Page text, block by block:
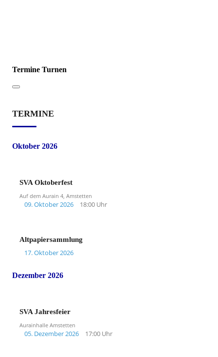
Termine Turnen
TERMINE
Oktober 2026
SVA Oktoberfest
Auf dem Aurain 4, Amstetten
09. Oktober 2026 18:00 Uhr
Altpapiersammlung
17. Oktober 2026
Dezember 2026
SVA Jahresfeier
Aurainhalle Amstetten
05. Dezember 2026 17:00 Uhr